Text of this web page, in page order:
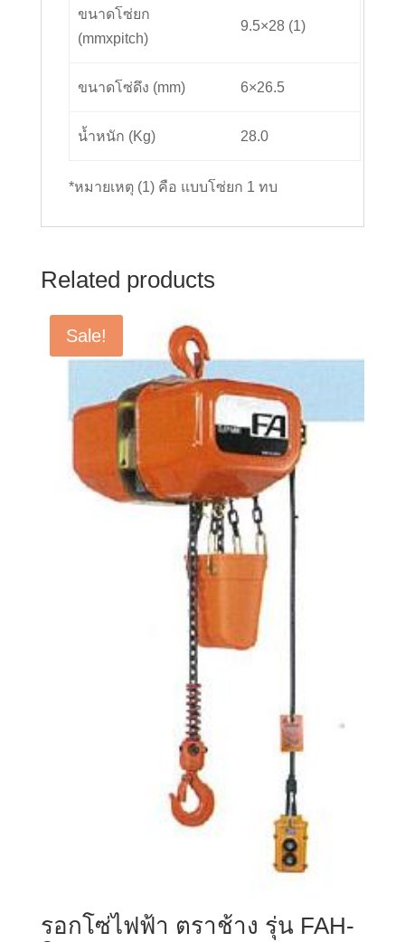
ขนาดโซ่ยก
(mmxpitch)
9.5×28 (1)
ขนาดโซ่ดึง (mm) 6×26.5
น้ำหนัก (Kg) 28.0
*หมายเหตุ (1) คือ แบบโซ่ยก 1 ทบ
Related products
Sale!
รอกโซ่ไฟฟ้า ตราช้าง รุ่น FAH-